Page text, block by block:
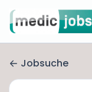
Jobsuche